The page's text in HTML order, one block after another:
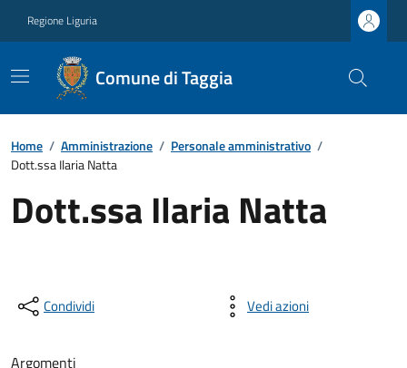
Regione Liguria
Comune di Taggia
Home / Amministrazione / Personale amministrativo /
Dott.ssa Ilaria Natta
Dott.ssa Ilaria Natta
Condividi Vedi azioni
Argomenti